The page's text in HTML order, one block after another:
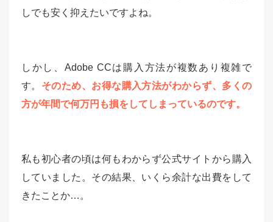
しでも安く抑えたいですよね。
しかし、Adobe CCは購入方法が複数あり複雑で
す。 そのため、お得な購入方法がわからず、多くの
方が年間で何万円も損をしてしまっているのです。
私も初心者の頃は何もわからず公式サイトから購入
していました。その結果、いくら余計な出費をして
きたことか…。